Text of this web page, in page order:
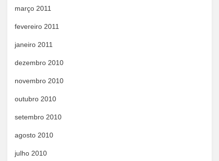
março 2011
fevereiro 2011
janeiro 2011
dezembro 2010
novembro 2010
outubro 2010
setembro 2010
agosto 2010
julho 2010